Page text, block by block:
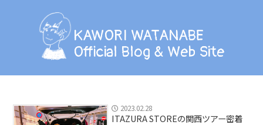
KAWORI WATANABE
Official Blog & Web Site
KAWORI WATANABE
Official Blog & Web Site
BLOG
SCHEDULE
2023.02.28
ITAZURA STOREの関西ツアー密着